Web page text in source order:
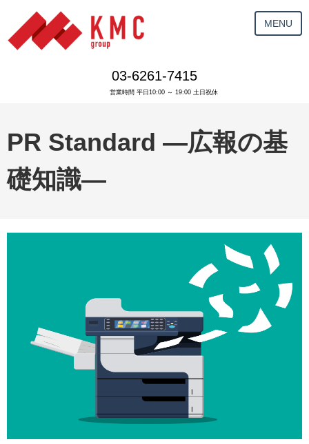
MENU
03-6261-7415
営業時間 平日10:00 ～ 19:00 土日祝休
PR Standard ―広報の基
礎知識―